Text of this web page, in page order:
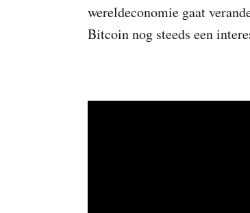
wereldeconomie gaat
Bitcoin nog steeds een